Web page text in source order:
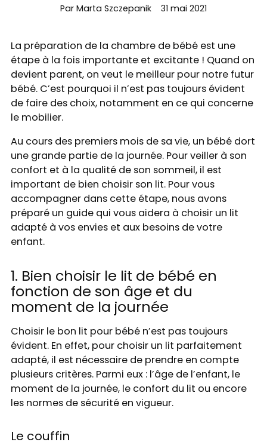
Par Marta Szczepanik 31 mai 2021
La préparation de la chambre de bébé est une
étape à la fois importante et excitante ! Quand on
devient parent, on veut le meilleur pour notre futur
bébé. C’est pourquoi il n’est pas toujours évident
de faire des choix, notamment en ce qui concerne
le mobilier.
Au cours des premiers mois de sa vie, un bébé dort
une grande partie de la journée. Pour veiller à son
confort et à la qualité de son sommeil, il est
important de bien choisir son lit. Pour vous
accompagner dans cette étape, nous avons
préparé un guide qui vous aidera à choisir un lit
adapté à vos envies et aux besoins de votre
enfant.
1. Bien choisir le lit de bébé en
fonction de son âge et du
moment de la journée
Choisir le bon lit pour bébé n’est pas toujours
évident. En effet, pour choisir un lit parfaitement
adapté, il est nécessaire de prendre en compte
plusieurs critères. Parmi eux : l’âge de l’enfant, le
moment de la journée, le confort du lit ou encore
les normes de sécurité en vigueur.
Le couffin